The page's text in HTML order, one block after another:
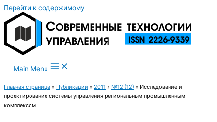
Перейти к содержимому
Main Menu
Главная страница » Публикации » 2011 » №12 (12) » Исследование и
проектирование системы управления региональным промышленным
комплексом